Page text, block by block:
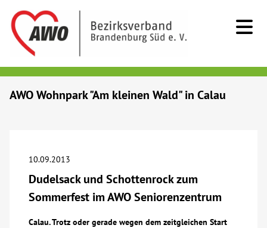
Beratung & Hilfe
Begegnung
AWO Wohnpark "Am kleinen Wald" in Calau
10.09.2013
Dudelsack und Schottenrock zum
Sommerfest im AWO Seniorenzentrum
Calau. Trotz oder gerade wegen dem zeitgleichen Start